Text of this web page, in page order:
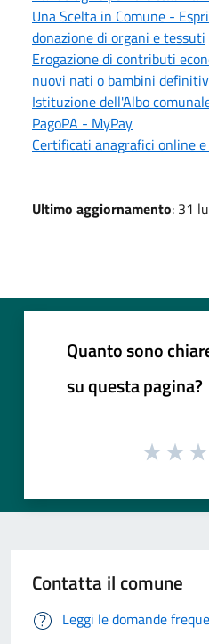
Una Scelta in Comune -
donazione di organi e tessuti
Erogazione di contributi
nuovi nati o bambini
Istituzione dell'Albo
PagoPA - MyPay
Certificati anagrafici online
Ultimo aggiornamento: 31
Quanto sono
su questa pagina?
Contatta il comune
Leggi le domande